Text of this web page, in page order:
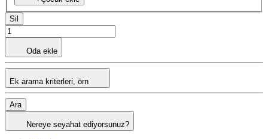
Sil
Oda ekle
Ek arama kriterleri, örn
Ara
Nereye seyahat ediyorsunuz?